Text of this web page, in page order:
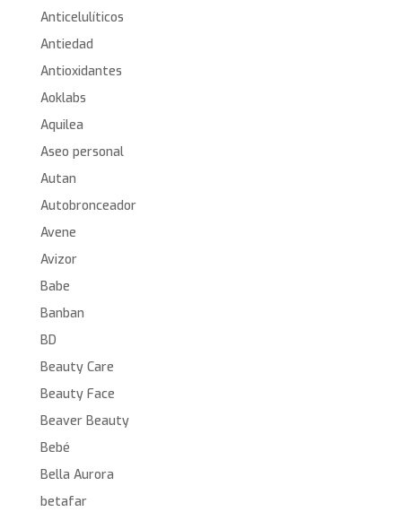
Anticelulíticos
Antiedad
Antioxidantes
Aoklabs
Aquilea
Aseo personal
Autan
Autobronceador
Avene
Avizor
Babe
Banban
BD
Beauty Care
Beauty Face
Beaver Beauty
Bebé
Bella Aurora
betafar